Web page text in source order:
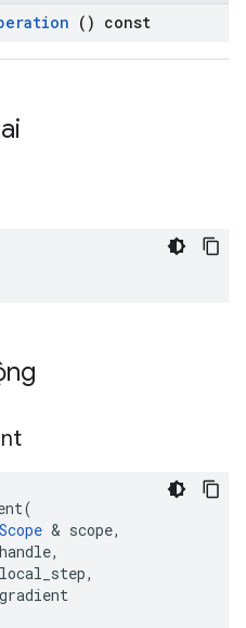
() const
(
Scope & scope,
handle,
local_step,
gradient